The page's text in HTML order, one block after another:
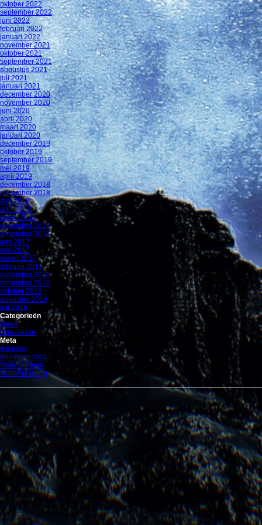
oktober 2022
september 2022
juni 2022
februari 2022
januari 2022
november 2021
oktober 2021
september 2021
augustus 2021
juli 2021
januari 2021
december 2020
november 2020
juni 2020
april 2020
maart 2020
januari 2020
december 2019
oktober 2019
september 2019
mei 2019
april 2019
december 2018
november 2018
mei 2018
april 2018
maart 2018
december 2017
november 2017
juni 2017
mei 2017
maart 2017
februari 2017
december 2016
november 2016
oktober 2016
augustus 2016
juli 2016
Categorieën
News
Non classé
Meta
Inloggen
Berichten feed
Reacties feed
WordPress.org